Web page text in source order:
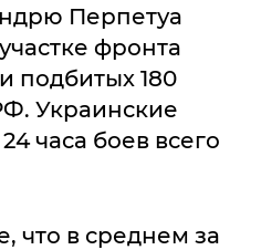
Перпетуа
фронта
подбитых 180
Украинские
часа боев всего
что в среднем за